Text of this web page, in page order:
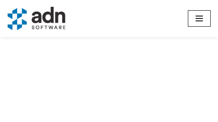
Saltar